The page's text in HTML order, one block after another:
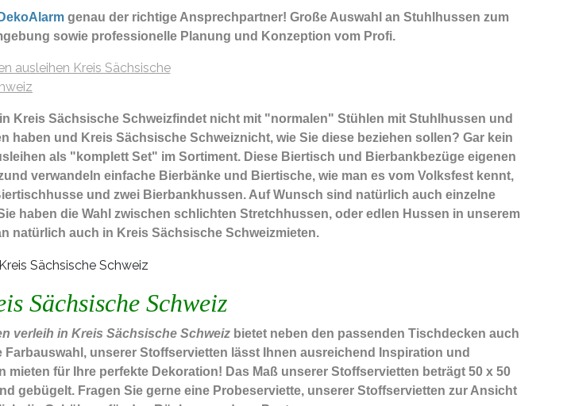
DekoAlarmgenau der richtige Ansprechpartner! Große Auswahl an Stuhlhussen zum
sowie professionelle Planung und Konzeption vom Profi.
in Kreis Sächsische Schweizfindet nicht mit "normalen" Stühlen mit Stuhlhussen und
und Kreis Sächsische Schweiznicht, wie Sie diese beziehen sollen? Gar kein
als "komplett Set" im Sortiment. Diese Biertisch und Bierbankbezüge eigenen
verwandeln einfache Bierbänke und Biertische, wie man es vom Volksfest kennt,
und zwei Bierbankhussen. Auf Wunsch sind natürlich auch einzelne
haben die Wahl zwischen schlichten Stretchhussen, oder edlen Hussen in unserem
natürlich auch in Kreis Sächsische Schweizmieten.
Sächsische Schweiz
verleih in Kreis Sächsische Schweizbietet neben den passenden Tischdecken auch
unserer Stoffservietten lässt Ihnen ausreichend Inspiration und
für Ihre perfekte Dekoration! Das Maß unserer Stoffservietten beträgt 50 x 50
gebügelt. Fragen Sie gerne eine Probeserviette, unserer Stoffservietten zur Ansicht